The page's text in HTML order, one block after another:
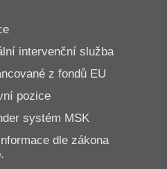
intervenční služba
z fondů EU
pozice
systém MSK
dle zákona